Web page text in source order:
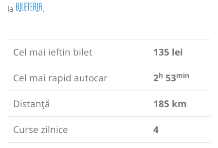
la
.
Cel mai ieftin bilet
135 lei
Cel mai rapid autocar
2h 53min
Distanță
185 km
Curse zilnice
4